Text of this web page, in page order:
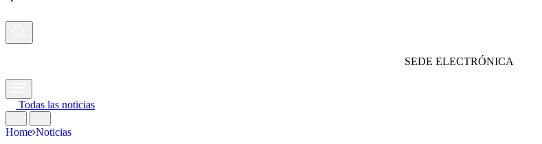
SEDE ELECTRÓNICA
Todas las noticias
Home Noticias